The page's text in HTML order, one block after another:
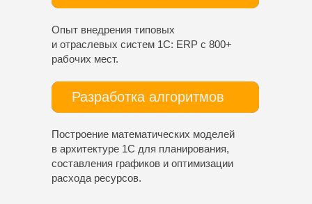
Построение математических моделей
в архитектуре 1С для планирования,
составления графиков и оптимизации
расхода ресурсов.
Опыт внедрения типовых
и отраслевых систем 1С: ERP с 800+
рабочих мест.
Разработка алгоритмов